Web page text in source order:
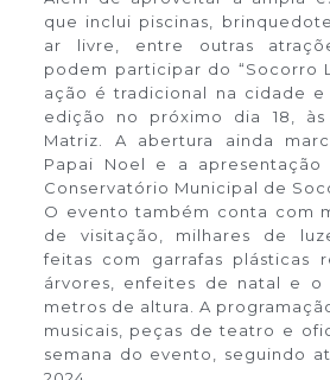
que inclui piscinas,
ar livre, entre outras
podem participar do “Socorro
ação é tradicional na cidade e
edição no próximo dia 18, às
Matriz. A abertura ainda
Papai Noel e a
Conservatório Municipal de
O evento também conta com
de visitação, milhares de
feitas com garrafas plásticas
árvores, enfeites de natal e o
metros de altura. A
musicais, peças de teatro e
semana do evento, seguindo